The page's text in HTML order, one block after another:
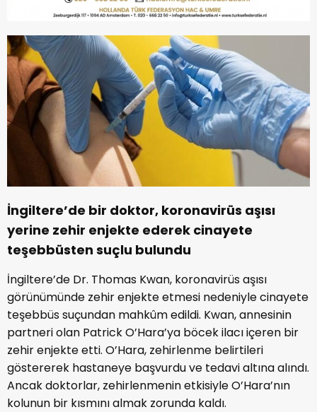
İngiltere’de bir doktor, koronavirüs aşısı
yerine zehir enjekte ederek cinayete
teşebbüsten suçlu bulundu
İngiltere’de Dr. Thomas Kwan, koronavirüs aşısı
görünümünde zehir enjekte etmesi nedeniyle cinayete
teşebbüs suçundan mahkûm edildi. Kwan, annesinin
partneri olan Patrick O’Hara’ya böcek ilacı içeren bir
zehir enjekte etti. O’Hara, zehirlenme belirtileri
göstererek hastaneye başvurdu ve tedavi altına alındı.
Ancak doktorlar, zehirlenmenin etkisiyle O’Hara’nın
kolunun bir kısmını almak zorunda kaldı.